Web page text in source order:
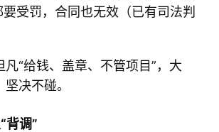
受罚，合同也无效（已有司法判
凡“给钱、盖章、不管项目”，大
决不碰。
背调”